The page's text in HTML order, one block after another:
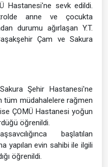
Hastanesi'ne sevk edildi.
anne ve çocukta
durumu ağırlaşan Y.T.
Çam ve Sakura
Şehir Hastanesi'ne
tüm müdahalelere rağmen
ÇOMÜ Hastanesi yoğun
öğrenildi.
başlatılan
yapılan evin sahibi ile ilgili
öğrenildi.